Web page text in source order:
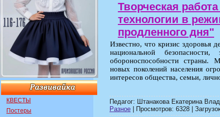
КВЕСТЫ
Постеры
Творческая
технологии в
продленного дня"
Известно, что кризис здоровья
национальной
обороноспособности страны.
новых поколений населения
интересов общества, семьи,
Педагог: Штанакова Екатерина
Разное | Просмотров: 6328 |